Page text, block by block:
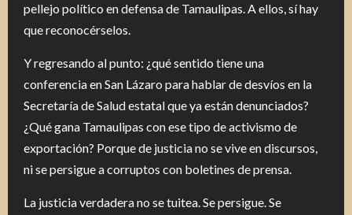
pellejo político en defensa de Tamaulipas. A ellos, sí hay
que reconocérselos.
Y regresando al punto: ¿qué sentido tiene una
conferencia en San Lázaro para hablar de desvíos en la
Secretaría de Salud estatal que ya están denunciados?
¿Qué gana Tamaulipas con ese tipo de activismo de
exportación? Porque de justicia no se vive en discursos,
ni se persigue a corruptos con boletines de prensa.
La justicia verdadera no se tuitea. Se persigue. Se